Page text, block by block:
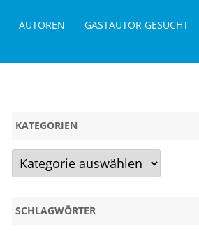
AUTOREN GASTAUTOR GESUCHT
KATEGORIEN
Kategorien
SCHLAGWÖRTER